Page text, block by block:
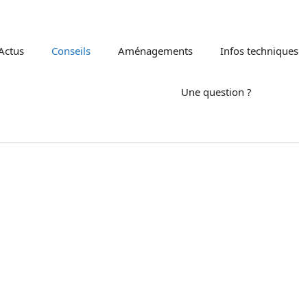
Conseils Aménagements Infos techniques
Une question ?